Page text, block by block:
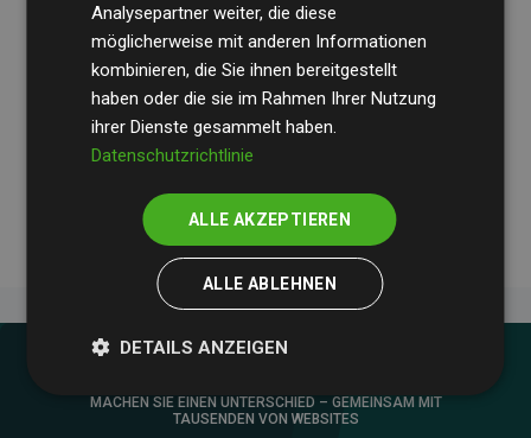
Transparenz und Verlässlichkeit sicherzustellen.
Ihre Prüfungen belegen, dass unsere Investitionen in
Klimaschutzprojekte im Durchschnitt200 % der
geschätzten CO₂-Emissionender teilnehmenden
Websites kompensieren – ein klarer Nachweis für die
messbare Klimawirkung unseres Ansatzes.
MACHEN SIE EINEN UNTERSCHIED – GEMEINSAM MIT
TAUSENDEN VON WEBSITES
Analysepartner weiter, die diese
möglicherweise mit anderen Informationen
kombinieren, die Sie ihnen bereitgestellt
haben oder die sie im Rahmen Ihrer Nutzung
ihrer Dienste gesammelt haben.
Datenschutzrichtlinie
ALLE AKZEPTIEREN
ALLE ABLEHNEN
DETAILS ANZEIGEN